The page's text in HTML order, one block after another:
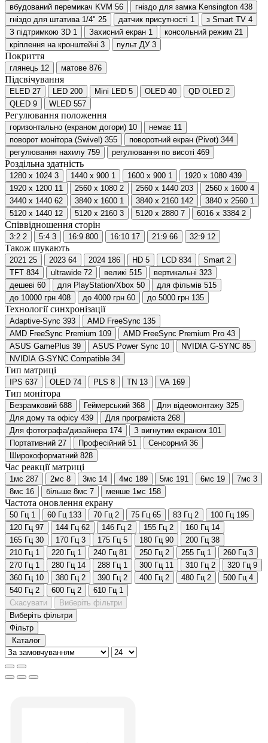
вбудований перемикач KVM 56 гніздо для замка Kensington 438
гніздо для штатива 1/4" 25 датчик присутності 1 з Smart TV 4
З підтримкою 3D 1 Захисний екран 1 консольний режим 21
кріплення на кронштейні 3 пульт ДУ 3
Покриття
глянець 12 матове 876
Підсвічування
ELED 27 LED 200 Mini LED 5 OLED 40 QD OLED 2
QLED 9 WLED 557
Регулювання положення
горизонтально (екраном догори) 10 немає 11
поворот монітора (Swivel) 355 поворотний екран (Pivot) 344
регулювання нахилу 759 регулювання по висоті 469
Роздільна здатність
1280 x 1024 3 1440 x 900 1 1600 x 900 1 1920 x 1080 439
1920 x 1200 11 2560 x 1080 2 2560 x 1440 203 2560 x 1600 4
3440 x 1440 62 3840 x 1600 1 3840 x 2160 142 3840 x 2560 1
5120 x 1440 12 5120 x 2160 3 5120 x 2880 7 6016 x 3384 2
Співвідношення сторін
3:2 2 5:4 3 16:9 800 16:10 17 21:9 66 32:9 12
Також шукають
2021 25 2023 64 2024 186 HD 5 LCD 834 Smart 2
TFT 834 ultrawide 72 великі 515 вертикальні 323
дешеві 60 для PlayStation/Xbox 50 для фільмів 515
до 10000 грн 408 до 4000 грн 60 до 5000 грн 135
Технології синхронізації
Adaptive-Sync 393 AMD FreeSync 135
AMD FreeSync Premium 109 AMD FreeSync Premium Pro 43
ASUS GamePlus 39 ASUS Power Sync 10 NVIDIA G-SYNC 85
NVIDIA G-SYNC Compatible 34
Тип матриці
IPS 637 OLED 74 PLS 8 TN 13 VA 169
Тип монітора
Безрамковий 688 Геймерський 368 Для відеомонтажу 325
Для дому та офісу 439 Для програміста 268
Для фотографа/дизайнера 174 З вигнутим екраном 101
Портативний 27 Професійний 51 Сенсорний 36
Широкоформатний 828
Час реакції матриці
1мс 287 2мс 8 3мс 14 4мс 189 5мс 191 6мс 19 7мс 3
8мс 16 більше 8мс 7 менше 1мс 158
Частота оновлення екрану
50 Гц 1 60 Гц 133 70 Гц 2 75 Гц 65 83 Гц 2 100 Гц 195
120 Гц 97 144 Гц 62 146 Гц 2 155 Гц 2 160 Гц 14
165 Гц 30 170 Гц 3 175 Гц 5 180 Гц 90 200 Гц 38
210 Гц 1 220 Гц 1 240 Гц 81 250 Гц 2 255 Гц 1 260 Гц 3
270 Гц 1 280 Гц 14 288 Гц 1 300 Гц 11 310 Гц 2 320 Гц 9
360 Гц 10 380 Гц 2 390 Гц 2 400 Гц 2 480 Гц 2 500 Гц 4
540 Гц 2 600 Гц 2 610 Гц 1
Скасувати
Виберіть фільтри
Виберіть фільтри
Фільтр
Каталог